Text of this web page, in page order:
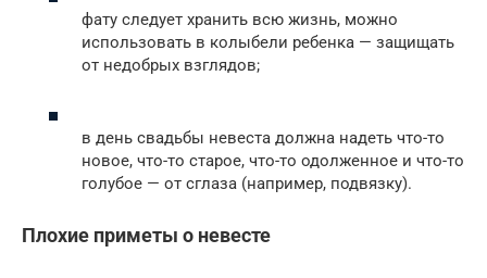
фату следует хранить всю жизнь, можно
использовать в колыбели ребенка — защищать
от недобрых взглядов;
в день свадьбы невеста должна надеть что-то
новое, что-то старое, что-то одолженное и что-то
голубое — от сглаза (например, подвязку).
Плохие приметы о невесте